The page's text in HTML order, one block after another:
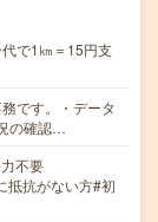
で1㎞＝15円支
です。・データ
の確認…
不要
抵抗がない方#初